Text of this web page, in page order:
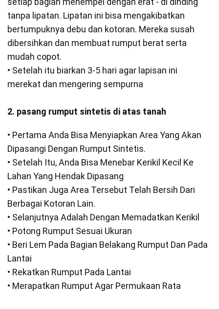
tanpa lipatan. Lipatan ini bisa mengakibatkan
bertumpuknya debu dan kotoran. Mereka susah
dibersihkan dan membuat rumput berat serta
mudah copot.
• Setelah itu biarkan 3-5 hari agar lapisan ini
merekat dan mengering sempurna
2. pasang rumput sintetis di atas tanah
• Pertama Anda Bisa Menyiapkan Area Yang Akan
Dipasangi Dengan Rumput Sintetis.
• Setelah Itu, Anda Bisa Menebar Kerikil Kecil Ke
Lahan Yang Hendak Dipasang
• Pastikan Juga Area Tersebut Telah Bersih Dari
Berbagai Kotoran Lain.
• Selanjutnya Adalah Dengan Memadatkan Kerikil
• Potong Rumput Sesuai Ukuran
• Beri Lem Pada Bagian Belakang Rumput Dan Pada
Lantai
• Rekatkan Rumput Pada Lantai
• Merapatkan Rumput Agar Permukaan Rata